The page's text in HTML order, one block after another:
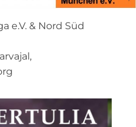
e.V. & Nord Süd